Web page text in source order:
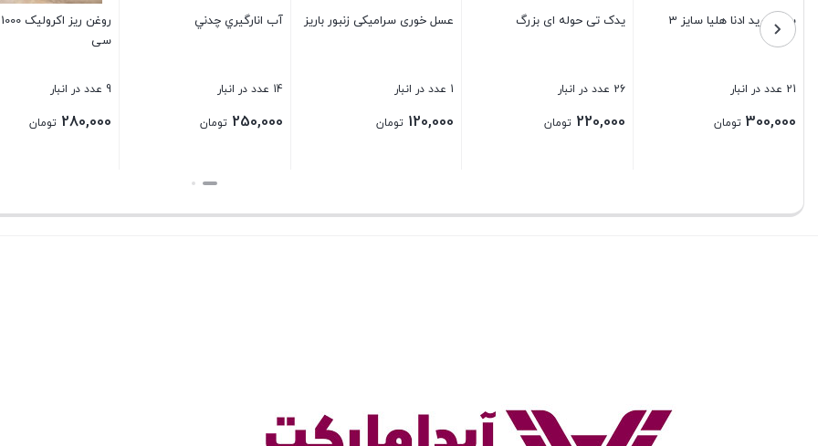
زنبور باریز
تومان
آب انارگيري چدني
تومان
روغن ریز اکرولیک 1000 سی
تومان
سطل شفاف دسته دار 18 لیتری
تومان
سینی چوب روس بیضی بزرگ
تومان